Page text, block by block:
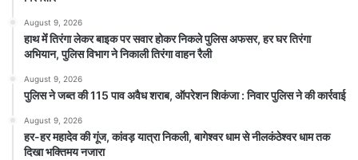
August 9, 2026
हाथ मेंं तिरंगा लेकर बाइक पर सवार होकर निकले पुलिस अफसर, हर घर तिरंगा
अभियान, पुलिस विभाग ने निकाली तिरंगा वाहन रैली
August 9, 2026
पुलिस ने जब्त की 115 पाव अवैध शराब, ऑपरेशन शिकंजा : निवार पुलिस ने की कार्रवाई
August 9, 2026
हर-हर महादेव की गूंज, कांवड़ यात्रा निकली, बागेश्वर धाम से नीलकंठेश्वर धाम तक
दिखा भक्तिमय नजारा